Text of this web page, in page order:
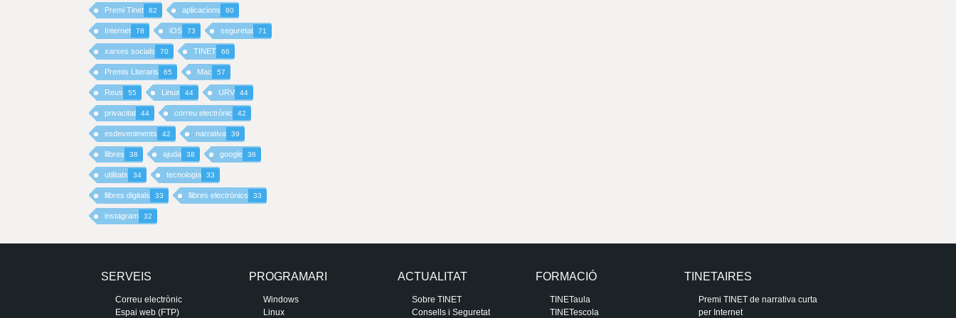
I
N
C
I
P
A
L
Premi Tinet 82 aplicacions 80
Internet 78 iOS 73 seguretat 71
xarxes socials 70 TINET 66
Premis Literaris 65 Mac 57
Reus 55 Linux 44 URV 44
privacitat 44 correu electrònic 42
esdeveniments 42 narrativa 39
llibres 38 ajuda 38 google 36
utilitats 34 tecnologia 33
llibres digitals 33 llibres electrònics 33
instagram 32
SERVEIS
Correu electrònic
Espai web (FTP)
PROGRAMARI
Windows
Linux
ACTUALITAT
Sobre TINET
Consells i Seguretat
FORMACIÓ
TINETaula
TINETescola
TINETAIRES
Premi TINET de narrativa curta
per Internet